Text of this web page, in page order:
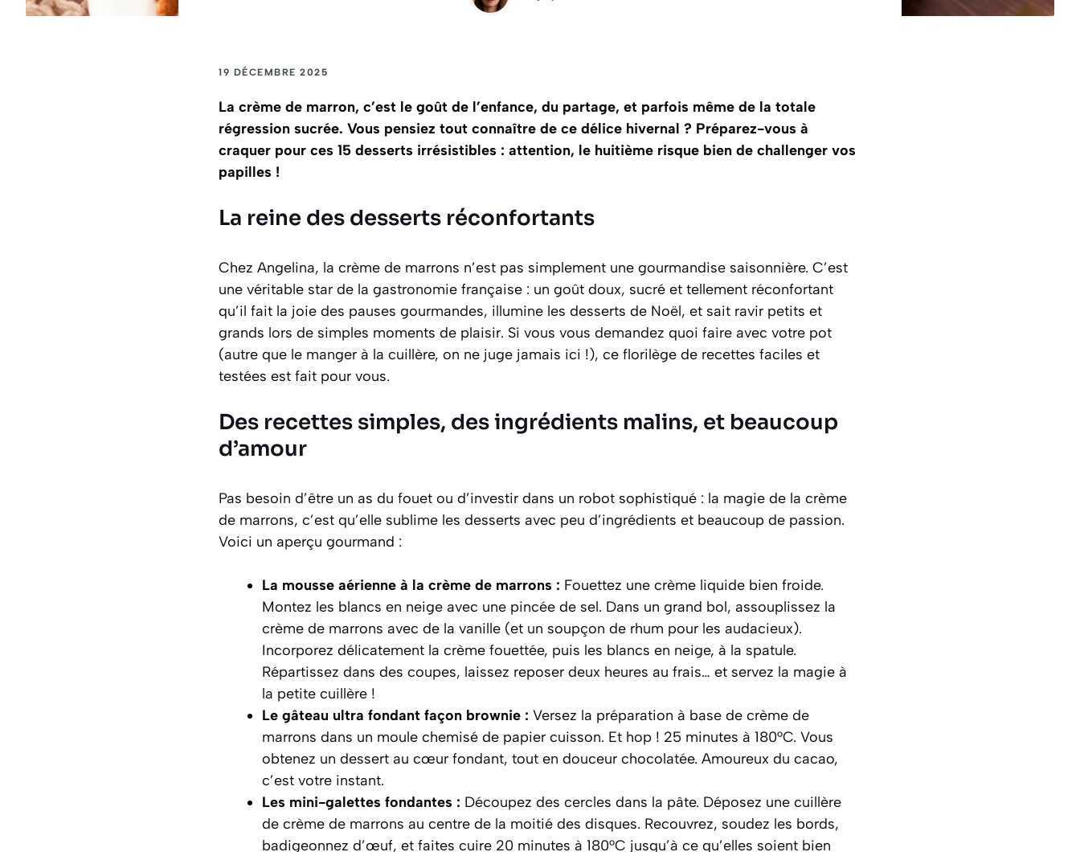
19 DÉCEMBRE 2025
La crème de marron, c’est le goût de l’enfance, du partage, et parfois même de la totale
régression sucrée. Vous pensiez tout connaître de ce délice hivernal ? Préparez-vous à
craquer pour ces 15 desserts irrésistibles : attention, le huitième risque bien de challenger vos
papilles !
La reine des desserts réconfortants
Chez Angelina, la crème de marrons n’est pas simplement une gourmandise saisonnière. C’est
une véritable star de la gastronomie française : un goût doux, sucré et tellement réconfortant
qu’il fait la joie des pauses gourmandes, illumine les desserts de Noël, et sait ravir petits et
grands lors de simples moments de plaisir. Si vous vous demandez quoi faire avec votre pot
(autre que le manger à la cuillère, on ne juge jamais ici !), ce florilège de recettes faciles et
testées est fait pour vous.
Des recettes simples, des ingrédients malins, et beaucoup
d’amour
Pas besoin d’être un as du fouet ou d’investir dans un robot sophistiqué : la magie de la crème
de marrons, c’est qu’elle sublime les desserts avec peu d’ingrédients et beaucoup de passion.
Voici un aperçu gourmand :
La mousse aérienne à la crème de marrons : Fouettez une crème liquide bien froide.
Montez les blancs en neige avec une pincée de sel. Dans un grand bol, assouplissez la
crème de marrons avec de la vanille (et un soupçon de rhum pour les audacieux).
Incorporez délicatement la crème fouettée, puis les blancs en neige, à la spatule.
Répartissez dans des coupes, laissez reposer deux heures au frais… et servez la magie à
la petite cuillère !
Le gâteau ultra fondant façon brownie : Versez la préparation à base de crème de
marrons dans un moule chemisé de papier cuisson. Et hop ! 25 minutes à 180°C. Vous
obtenez un dessert au cœur fondant, tout en douceur chocolatée. Amoureux du cacao,
c’est votre instant.
Les mini-galettes fondantes : Découpez des cercles dans la pâte. Déposez une cuillère
de crème de marrons au centre de la moitié des disques. Recouvrez, soudez les bords,
badigeonnez d’œuf, et faites cuire 20 minutes à 180°C jusqu’à ce qu’elles soient bien